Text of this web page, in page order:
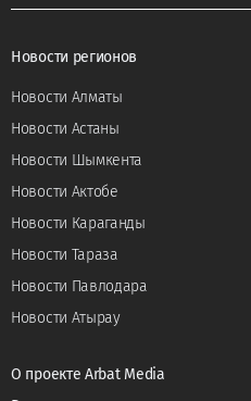
Новости регионов
Новости Алматы
Новости Астаны
Новости Шымкента
Новости Актобе
Новости Караганды
Новости Тараза
Новости Павлодара
Новости Атырау
О проекте Arbat Media